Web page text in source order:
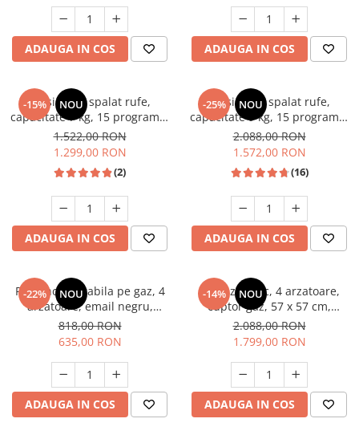
Unelte Gradinarit
Ventilatoare & Sisteme Racire
Aparate de aer conditionat
Zootehnie
Foarfeci tuns oi
Incubatoare oua
ADAUGA IN COS ADAUGA IN COS
-15% NOU
Masina de spalat rufe,
capacitate 7 kg, 15 programe,
afisaj LED, 1200 Rpm, alb,
HEINNER
1.522,00 RON
1.299,00 RON
(2)
ADAUGA IN COS
-25% NOU
Masina de spalat rufe,
capacitate 9 kg, 15 programe,
1400 Rpm, clasa A, Slim,
motor Inverter, Samus WSLI-
9144
2.088,00 RON
1.572,00 RON
(16)
ADAUGA IN COS
-22% NOU
Plita incorporabila pe gaz, 4
arzatoare, email negru,
gratare din fonta, aprindere
electrica, Samus
818,00 RON
635,00 RON
ADAUGA IN COS
-14% NOU
Aragaz rustic, 4 arzatoare,
cuptor gaz, 57 x 57 cm,
rotisor, grill, ventilatie,
aprindere electrica, gratare
fonta, negru + plita inox,
Studio Casa Marco
2.088,00 RON
1.799,00 RON
ADAUGA IN COS